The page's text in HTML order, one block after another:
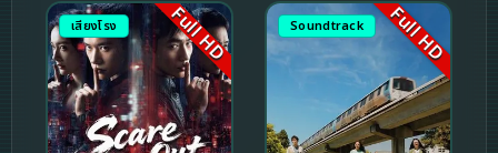
เสียงโรง Full HD Soundtrack Full HD